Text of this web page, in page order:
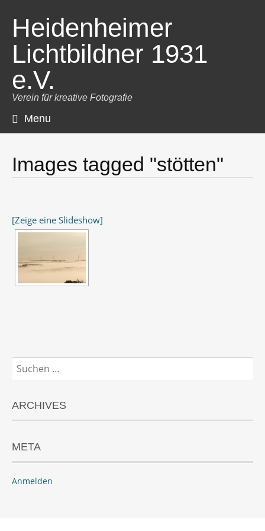
Heidenheimer
Lichtbildner 1931
e.V.
Verein für kreative Fotografie
Menu
Images tagged "stötten"
[Zeige eine Slideshow]
Suchen
nach:
ARCHIVES
META
Anmelden